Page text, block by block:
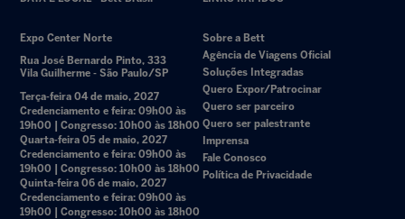
Expo Center Norte
Rua José Bernardo Pinto, 333
Vila Guilherme - São Paulo/SP
Terça-feira 04 de maio, 2027
Credenciamento e feira: 09h00 às
19h00 | Congresso: 10h00 às 18h00
Quarta-feira 05 de maio, 2027
Credenciamento e feira: 09h00 às
19h00 | Congresso: 10h00 às 18h00
Quinta-feira 06 de maio, 2027
Credenciamento e feira: 09h00 às
19h00 | Congresso: 10h00 às 18h00
Sobre a Bett
Agência de Viagens Oficial
Soluções Integradas
Quero Expor/Patrocinar
Quero ser parceiro
Quero ser palestrante
Imprensa
Fale Conosco
Política de Privacidade